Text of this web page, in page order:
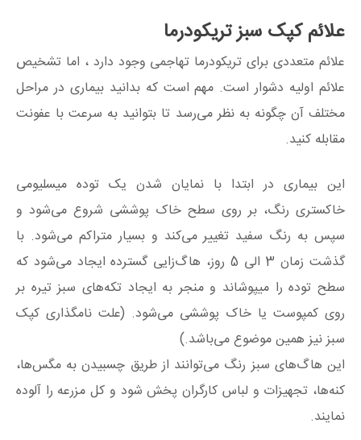
علائم کپک سبز تریکودرما
علائم متعددی برای تریکودرما تهاجمی وجود دارد ، اما تشخیص
علائم اولیه دشوار است. مهم است که بدانید بیماری در مراحل
مختلف آن چگونه به نظر می‌رسد تا بتوانید به سرعت با عفونت
مقابله کنید.
این بیماری در ابتدا با نمایان شدن یک توده میسلیومی
خاکستری رنگ، بر روی سطح خاک پوششی شروع می‌شود و
سپس به رنگ سفید تغییر می‌کند و بسیار متراکم می‌شود. با
گذشت زمان 3 الی 5 روز، هاگ‌زایی گسترده ایجاد می‌شود که
سطح توده را میپوشاند و منجر به ایجاد تکه‌های سبز تیره بر
روی کمپوست یا خاک پوششی می‌شود. (علت نامگذاری کپک
سبز نیز همین موضوع می‌باشد.)
این هاگ‌های سبز رنگ می‌توانند از طریق چسبیدن به مگس‌ها،
کنه‌ها، تجهیزات و لباس کارگران پخش شود و کل مزرعه را آلوده
نمایند.